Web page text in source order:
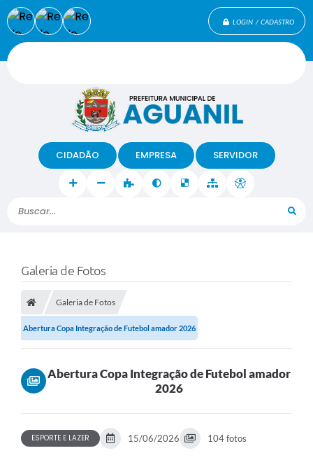
LOGIN / CADASTRO
Buscar...
CIDADÃO EMPRESA SERVIDOR
Galeria de Fotos
Galeria de Fotos
Abertura Copa Integração de Futebol amador 2026
Abertura Copa Integração de Futebol amador
2026
ESPORTE E LAZER 15/06/2026 104 fotos